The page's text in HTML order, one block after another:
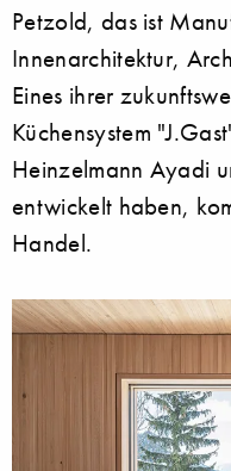
Petzold, das ist
Innenarchitektur,
Eines ihrer
Küchensystem
Heinzelmann Ayadi
entwickelt haben,
Handel.